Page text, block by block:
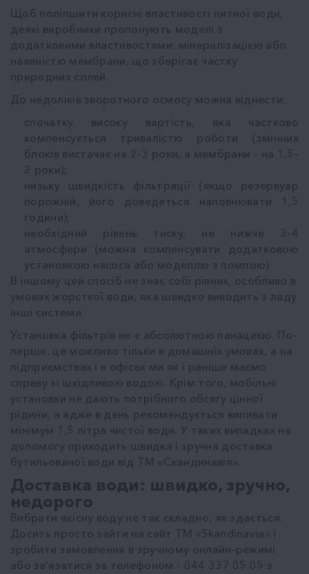
Щоб поліпшити корисні властивості питної води,
деякі виробники пропонують моделі з
додатковими властивостями: мінералізацією або
наявністю мембрани, що зберігає частку
природних солей.
До недоліків зворотного осмосу можна віднести:
спочатку високу вартість, яка частково
компенсується тривалістю роботи (змінних
блоків вистачає на 2-3 роки, а мембрани - на 1,5-
2 роки);
низьку швидкість фільтрації (якщо резервуар
порожній, його доведеться наповнювати 1,5
години);
необхідний рівень тиску, не нижче 3-4
атмосфери (можна компенсувати додатковою
установкою насоса або моделлю з помпою)
В іншому цей спосіб не знає собі рівних, особливо в
умовах жорсткої води, яка швидко виводить з ладу
інші системи.
Установка фільтрів не є абсолютною панацеєю. По-
перше, це можливо тільки в домашніх умовах, а на
підприємствах і в офісах ми як і раніше маємо
справу зі шкідливою водою. Крім того, мобільні
установки не дають потрібного обсягу цінної
рідини, а адже в день рекомендується випивати
мінімум 1,5 літра чистої води. У таких випадках на
допомогу приходить швидка і зручна доставка
бутильованої води від ТМ «Скандинавія».
Доставка води: швидко, зручно,
недорого
Вибрати якісну воду не так складно, як здається.
Досить просто зайти на сайт ТМ «Skandinavia» і
зробити замовлення в зручному онлайн-режимі
або зв'язатися за телефоном - 044 337 05 05 з